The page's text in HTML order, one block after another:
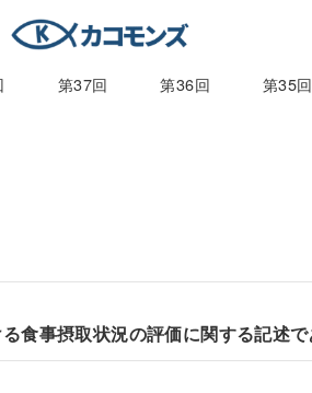
第37回 第36回 第35回
事摂取状況の評価に関する記述で